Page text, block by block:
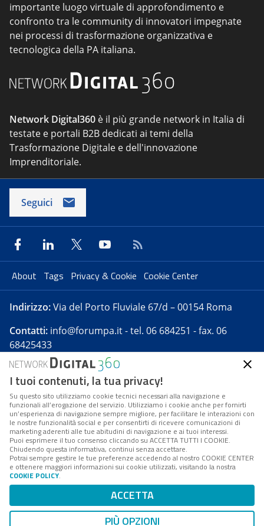
importante luogo virtuale di approfondimento e
confronto tra le community di innovatori impegnate
nei processi di trasformazione organizzativa e
tecnologica della PA italiana.
Network Digital360 è il più grande network in Italia di
testate e portali B2B dedicati ai temi della
Trasformazione Digitale e dell'innovazione
Imprenditoriale.
Seguici
About Tags Privacy & Cookie Cookie Center
Indirizzo:Via del Porto Fluviale 67/d – 00154 Roma
Contatti: info@forumpa.it- tel. 06 684251 - fax. 06
68425433
Forumpa.itè una pubblicazione telematica iscritta
presso Registro della stampa del Tribunale di Roma -
Reg. n. 182 del 2 maggio 2008 - Direttore resp. Michela
Stentella
FPA s.r.l. è società soggetta a Direzione e
Coordinamento da parte di Digital360 S.p.A. - FPA s.r.l.
è un'azienda certificata per il sistema di management
Codice Fiscale/Partita IVA n. 10693191008 - R.E.A. Roma
n. 1249791. ISP AWS
Mappa del sito
I tuoi contenuti, la tua privacy!
Su questo sito utilizziamo cookie tecnici necessari alla navigazione e
funzionali all’erogazione del servizio. Utilizziamo i cookie anche per fornirti
un’esperienza di navigazione sempre migliore, per facilitare le interazioni con
le nostre funzionalità social e per consentirti di ricevere comunicazioni di
marketing aderenti alle tue abitudini di navigazione e ai tuoi interessi.
Puoi esprimere il tuo consenso cliccando su ACCETTA TUTTI I COOKIE.
Chiudendo questa informativa, continui senza accettare.
Potrai sempre gestire le tue preferenze accedendo al nostro COOKIE CENTER
e ottenere maggiori informazioni sui cookie utilizzati, visitando la nostra
COOKIE POLICY.
ACCETTA
PIÙ OPZIONI